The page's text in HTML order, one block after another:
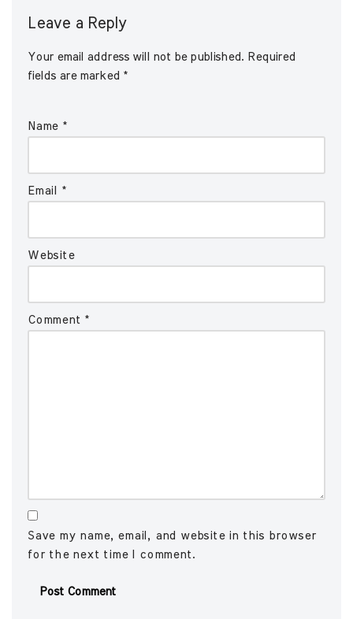
Leave a Reply
Your email address will not be published. Required
fields are marked *
Name *
Email *
Website
Comment *
Save my name, email, and website in this browser
for the next time I comment.